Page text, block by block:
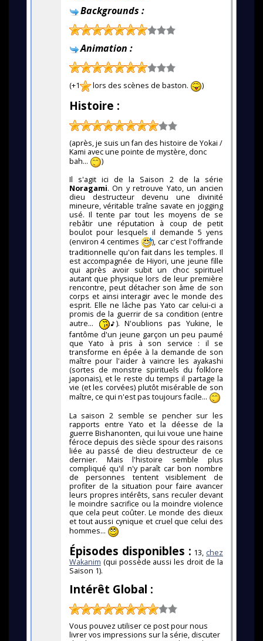
Backgrounds :
Animation :
(+1 lors des scènes de baston. )
Histoire :
(après, je suis un fan des histoire de Yokai /
Kami avec une pointe de mystère, donc
bah...
)
Il s'agit ici de la Saison 2 de la série
Noragami. On y retrouve Yato, un ancien
dieu destructeur devenu une divinité
mineure, véritable traîne savate en jogging
usé. Il tente par tout les moyens de se
rebâtir une réputation à coup de petit
boulot pour lesquels il demande 5 yens
(environ 4 centimes
), car c'est l'offrande
traditionnelle qu'on fait dans les temples. Il
est accompagnée de Hiyori, une jeune fille
qui après avoir subit un choc spirituel
autant que physique lors de leur première
rencontre, peut détacher son âme de son
corps et ainsi interagir avec le monde des
esprit. Elle ne lâche pas Yato car celui-ci a
promis de la guerrir de sa condition (entre
autre...
). N'oublions pas Yukine, le
fantôme d'un jeune garçon un peu paumé
que Yato à pris à son service : il se
transforme en épée à la demande de son
maître pour l'aider à vaincre les ayakashi
(sortes de monstre spirituels du folklore
japonais), et le reste du temps il partage la
vie (et les corvées) plutôt misérable de son
maître, ce qui n'est pas toujours facile...
La saison 2 semble se pencher sur les
rapports entre Yato et la déesse de la
guerre Bishanonten, qui lui voue une haine
féroce depuis des siècle spour des raisons
liée au passé de dieu destructeur de ce
dernier. Mais l'histoire semble plus
compliqué qu'il n'y paraît car bon nombre
de personnes tentent visiblement de
profiter de la situation pour faire avancer
leurs propres intérêts, sans reculer devant
le moindre sacrifice ou la moindre violence
que cela peut coûter. Le monde des dieux
et tout aussi cynique et cruel que celui des
hommes...
Épisodes disponibles : 13, chez
Wakanim (qui possède aussi les droit de la
Saison 1).
Intérêt Global :
Vous pouvez utiliser ce post pour nous
livrer vos impressions sur la série, discuter